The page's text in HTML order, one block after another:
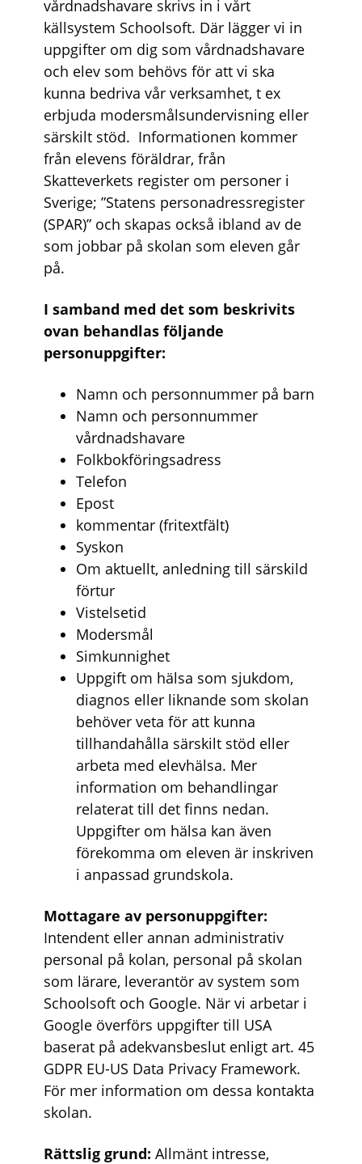
vårdnadshavare skrivs in i vårt
källsystem Schoolsoft. Där lägger vi in
uppgifter om dig som vårdnadshavare
och elev som behövs för att vi ska
kunna bedriva vår verksamhet, t ex
erbjuda modersmålsundervisning eller
särskilt stöd. Informationen kommer
från elevens föräldrar, från
Skatteverkets register om personer i
Sverige; ”Statens personadressregister
(SPAR)” och skapas också ibland av de
som jobbar på skolan som eleven går
på.
I samband med det som beskrivits
ovan behandlas följande
personuppgifter:
Namn och personnummer på barn
Namn och personnummer
vårdnadshavare
Folkbokföringsadress
Telefon
Epost
kommentar (fritextfält)
Syskon
Om aktuellt, anledning till särskild
förtur
Vistelsetid
Modersmål
Simkunnighet
Uppgift om hälsa som sjukdom,
diagnos eller liknande som skolan
behöver veta för att kunna
tillhandahålla särskilt stöd eller
arbeta med elevhälsa. Mer
information om behandlingar
relaterat till det finns nedan.
Uppgifter om hälsa kan även
förekomma om eleven är inskriven
i anpassad grundskola.
Mottagare av personuppgifter:
Intendent eller annan administrativ
personal på kolan, personal på skolan
som lärare, leverantör av system som
Schoolsoft och Google. När vi arbetar i
Google överförs uppgifter till USA
baserat på adekvansbeslut enligt art. 45
GDPR EU-US Data Privacy Framework.
För mer information om dessa kontakta
skolan.
Rättslig grund: Allmänt intresse,